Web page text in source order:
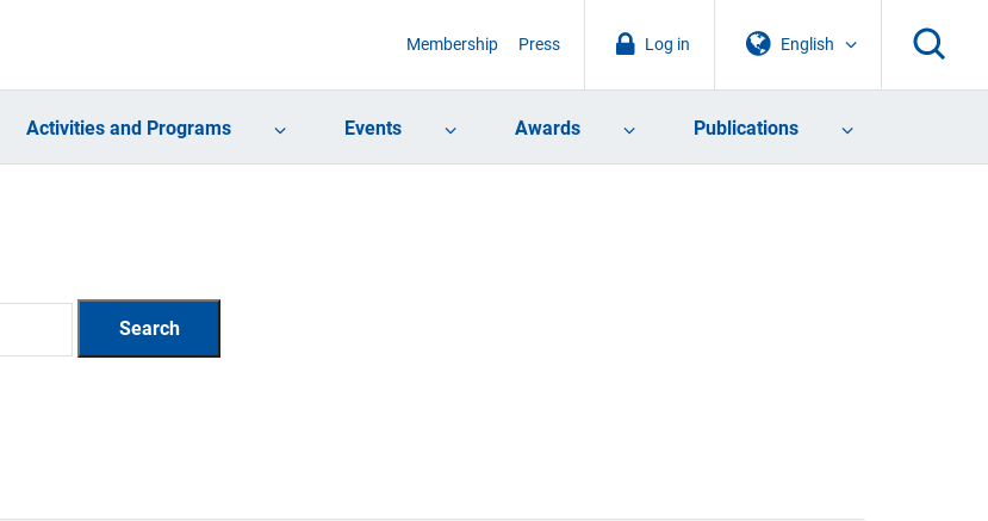
English
Log in
Membership Press
Activities and Programs Events Awards Publications